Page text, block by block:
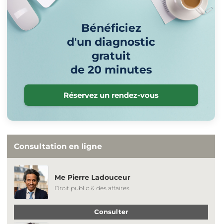
Bénéficiez
d'un diagnostic
gratuit
de 20 minutes
Réservez un rendez-vous
Consultation en ligne
Me Pierre Ladouceur
Droit public & des affaires
Consulter